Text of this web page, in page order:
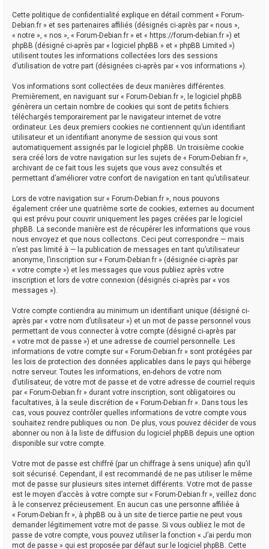
Cette politique de confidentialité explique en détail comment « Forum-
Debian.fr » et ses partenaires affiliés (désignés ci-après par « nous »,
« notre », « nos », « Forum-Debian.fr » et « https://forum-debian.fr ») et
phpBB (désigné ci-après par « logiciel phpBB » et « phpBB Limited »)
utilisent toutes les informations collectées lors des sessions
d’utilisation de votre part (désignées ci-après par « vos informations »).
Vos informations sont collectées de deux manières différentes.
Premièrement, en naviguant sur « Forum-Debian.fr », le logiciel phpBB
génèrera un certain nombre de cookies qui sont de petits fichiers
téléchargés temporairement par le navigateur internet de votre
ordinateur. Les deux premiers cookies ne contiennent qu’un identifiant
utilisateur et un identifiant anonyme de session qui vous sont
automatiquement assignés par le logiciel phpBB. Un troisième cookie
sera créé lors de votre navigation sur les sujets de « Forum-Debian.fr »,
archivant de ce fait tous les sujets que vous avez consultés et
permettant d’améliorer votre confort de navigation en tant qu’utilisateur.
Lors de votre navigation sur « Forum-Debian.fr », nous pouvons
également créer une quatrième sorte de cookies, externes au document
qui est prévu pour couvrir uniquement les pages créées par le logiciel
phpBB. La seconde manière est de récupérer les informations que vous
nous envoyez et que nous collectons. Ceci peut correspondre — mais
n’est pas limité à — la publication de messages en tant qu’utilisateur
anonyme, l’inscription sur « Forum-Debian.fr » (désignée ci-après par
« votre compte ») et les messages que vous publiez après votre
inscription et lors de votre connexion (désignés ci-après par « vos
messages »).
Votre compte contiendra au minimum un identifiant unique (désigné ci-
après par « votre nom d’utilisateur ») et un mot de passe personnel vous
permettant de vous connecter à votre compte (désigné ci-après par
« votre mot de passe ») et une adresse de courriel personnelle. Les
informations de votre compte sur « Forum-Debian.fr » sont protégées par
les lois de protection des données applicables dans le pays qui héberge
notre serveur. Toutes les informations, en-dehors de votre nom
d’utilisateur, de votre mot de passe et de votre adresse de courriel requis
par « Forum-Debian.fr » durant votre inscription, sont obligatoires ou
facultatives, à la seule discrétion de « Forum-Debian.fr ». Dans tous les
cas, vous pouvez contrôler quelles informations de votre compte vous
souhaitez rendre publiques ou non. De plus, vous pouvez décider de vous
abonner ou non à la liste de diffusion du logiciel phpBB depuis une option
disponible sur votre compte.
Votre mot de passe est chiffré (par un chiffrage à sens unique) afin qu’il
soit sécurisé. Cependant, il est recommandé de ne pas utiliser le même
mot de passe sur plusieurs sites internet différents. Votre mot de passe
est le moyen d’accès à votre compte sur « Forum-Debian.fr », veillez donc
à le conservez précieusement. En aucun cas une personne affiliée à
« Forum-Debian.fr », à phpBB ou à un site de tierce partie ne peut vous
demander légitimement votre mot de passe. Si vous oubliez le mot de
passe de votre compte, vous pouvez utiliser la fonction « J’ai perdu mon
mot de passe » qui est proposée par défaut sur le logiciel phpBB. Cette